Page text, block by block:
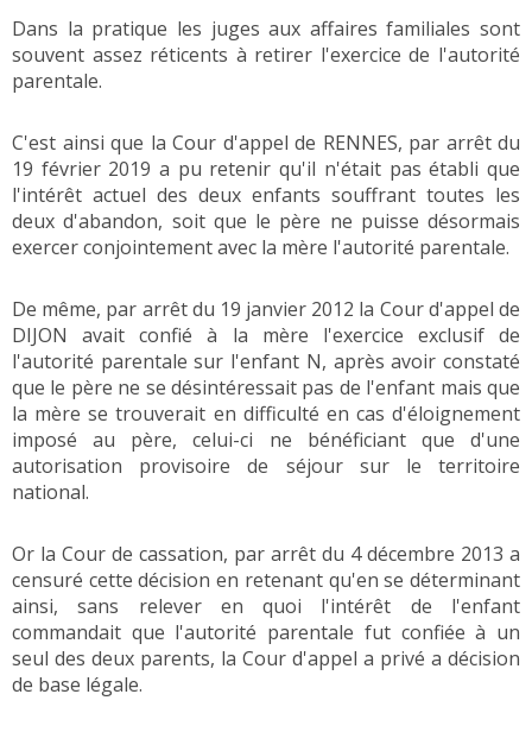
Dans la pratique les juges aux affaires familiales sont
souvent assez réticents à retirer l'exercice de l'autorité
parentale.
C'est ainsi que la Cour d'appel de RENNES, par arrêt du
19 février 2019 a pu retenir qu'il n'était pas établi que
l'intérêt actuel des deux enfants souffrant toutes les
deux d'abandon, soit que le père ne puisse désormais
exercer conjointement avec la mère l'autorité parentale.
De même, par arrêt du 19 janvier 2012 la Cour d'appel de
DIJON avait confié à la mère l'exercice exclusif de
l'autorité parentale sur l'enfant N, après avoir constaté
que le père ne se désintéressait pas de l'enfant mais que
la mère se trouverait en difficulté en cas d'éloignement
imposé au père, celui-ci ne bénéficiant que d'une
autorisation provisoire de séjour sur le territoire
national.
Or la Cour de cassation, par arrêt du 4 décembre 2013 a
censuré cette décision en retenant qu'en se déterminant
ainsi, sans relever en quoi l'intérêt de l'enfant
commandait que l'autorité parentale fut confiée à un
seul des deux parents, la Cour d'appel a privé a décision
de base légale.